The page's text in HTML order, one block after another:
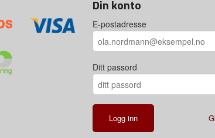
Din konto
E-postadresse
Ditt passord